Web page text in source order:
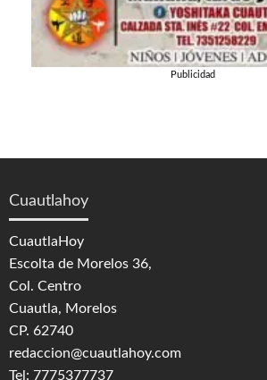
Publicidad
Cuautlahoy
CuautlaHoy
Escolta de Morelos 36,
Col. Centro
Cuautla, Morelos
CP. 62740
redaccion@cuautlahoy.com
Tel: 7775377737